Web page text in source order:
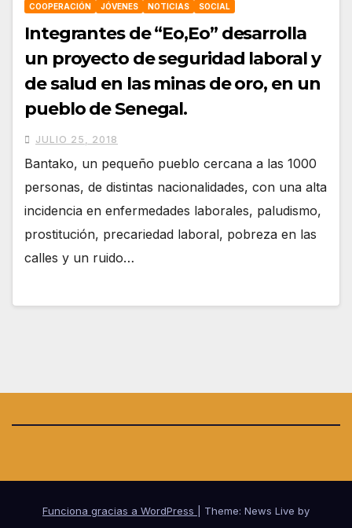
COOPERACIÓN JÓVENES NOTICIAS SOCIAL
Integrantes de “Eo,Eo” desarrolla
un proyecto de seguridad laboral y
de salud en las minas de oro, en un
pueblo de Senegal.
JULIO 25, 2018
Bantako, un pequeño pueblo cercana a las 1000
personas, de distintas nacionalidades, con una alta
incidencia en enfermedades laborales, paludismo,
prostitución, precariedad laboral, pobreza en las
calles y un ruido…
Funciona gracias a WordPress
Theme: News Live by